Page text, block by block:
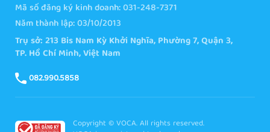
Mã số đăng ký kinh doanh: 031-248-7371
Năm thành lập: 03/10/2013
Trụ sở: 213 Bis Nam Kỳ Khởi Nghĩa, Phường 7, Quận 3,
TP. Hồ Chí Minh, Việt Nam
082.990.5858
Copyright © VOCA. All rights reserved.